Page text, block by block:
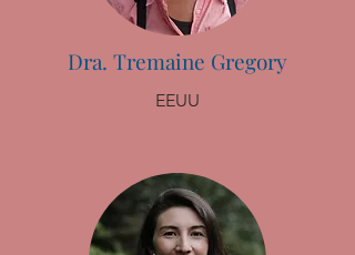
Dra. Tremaine Gregory
EEUU